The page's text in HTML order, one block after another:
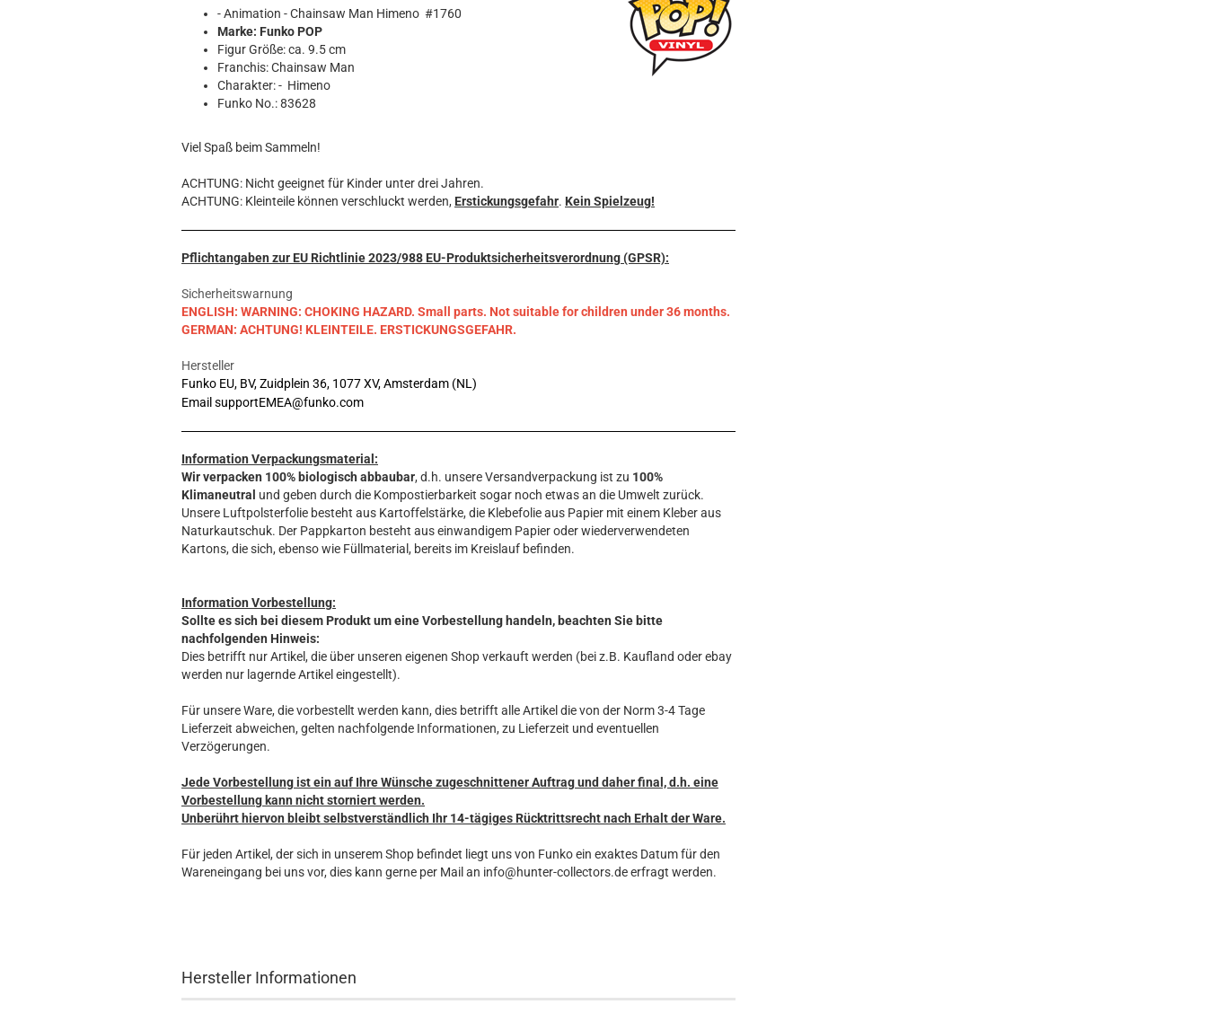
MARVEL
Movie
STAR WARS
- Animation - Chainsaw Man Himeno #1760
Marke: Funko POP
Figur Größe: ca. 9.5 cm
Franchis: Chainsaw Man
Charakter: - Himeno
Funko No.: 83628
Viel Spaß beim Sammeln!
ACHTUNG: Nicht geeignet für Kinder unter drei Jahren.
ACHTUNG: Kleinteile können verschluckt werden, Erstickungsgefahr. Kein Spielzeug!
Pflichtangaben zur EU Richtlinie 2023/988 EU-Produktsicherheitsverordnung (GPSR):
Sicherheitswarnung
ENGLISH: WARNING: CHOKING HAZARD. Small parts. Not suitable for children under 36 months.
GERMAN: ACHTUNG! KLEINTEILE. ERSTICKUNGSGEFAHR.
Hersteller
Funko EU, BV, Zuidplein 36, 1077 XV, Amsterdam (NL)
Email supportEMEA@funko.com
Information Verpackungsmaterial:
Wir verpacken 100% biologisch abbaubar, d.h. unsere Versandverpackung ist zu 100%
Klimaneutral und geben durch die Kompostierbarkeit sogar noch etwas an die Umwelt zurück.
Unsere Luftpolsterfolie besteht aus Kartoffelstärke, die Klebefolie aus Papier mit einem Kleber aus
Naturkautschuk. Der Pappkarton besteht aus einwandigem Papier oder wiederverwendeten
Kartons, die sich, ebenso wie Füllmaterial, bereits im Kreislauf befinden.
Information Vorbestellung:
Sollte es sich bei diesem Produkt um eine Vorbestellung handeln, beachten Sie bitte
nachfolgenden Hinweis:
Dies betrifft nur Artikel, die über unseren eigenen Shop verkauft werden (bei z.B. Kaufland oder ebay
werden nur lagernde Artikel eingestellt).
Für unsere Ware, die vorbestellt werden kann, dies betrifft alle Artikel die von der Norm 3-4 Tage
Lieferzeit abweichen, gelten nachfolgende Informationen, zu Lieferzeit und eventuellen
Verzögerungen.
Jede Vorbestellung ist ein auf Ihre Wünsche zugeschnittener Auftrag und daher final, d.h. eine
Vorbestellung kann nicht storniert werden.
Unberührt hiervon bleibt selbstverständlich Ihr 14-tägiges Rücktrittsrecht nach Erhalt der Ware.
Für jeden Artikel, der sich in unserem Shop befindet liegt uns von Funko ein exaktes Datum für den
Wareneingang bei uns vor, dies kann gerne per Mail an info@hunter-collectors.de erfragt werden.
Hersteller Informationen